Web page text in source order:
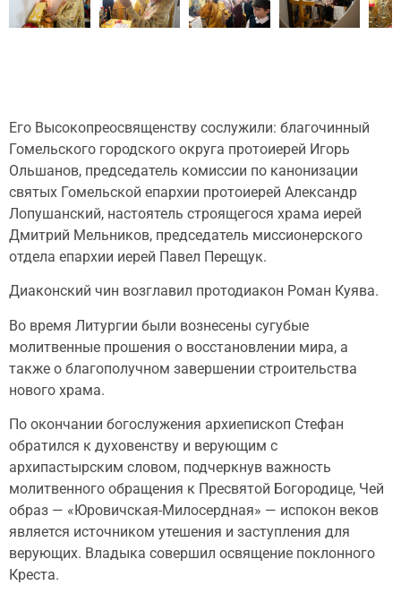
Его Высокопреосвященству сослужили: благочинный
Гомельского городского округа протоиерей Игорь
Ольшанов, председатель комиссии по канонизации
святых Гомельской епархии протоиерей Александр
Лопушанский, настоятель строящегося храма иерей
Дмитрий Мельников, председатель миссионерского
отдела епархии иерей Павел Перещук.
Диаконский чин возглавил протодиакон Роман Куява.
Во время Литургии были вознесены сугубые
молитвенные прошения о восстановлении мира, а
также о благополучном завершении строительства
нового храма.
По окончании богослужения архиепископ Стефан
обратился к духовенству и верующим с
архипастырским словом, подчеркнув важность
молитвенного обращения к Пресвятой Богородице, Чей
образ — «Юровичская-Милосердная» — испокон веков
является источником утешения и заступления для
верующих. Владыка совершил освящение поклонного
Креста.